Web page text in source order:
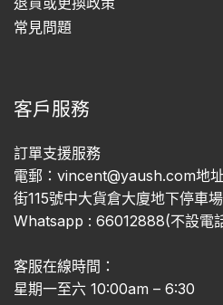
常見問題
客戶服務
訂單支援服務
電郵：vincent@yaush.com地
街115號中大貨倉大廈地下停車
Whatsapp : 66012888(不設電
客服在線時間：
星期一至六 10:00am – 6:30